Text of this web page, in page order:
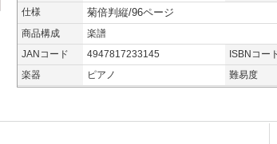
仕様
菊倍判縦/96ページ
商品構成
楽譜
JANコード
4947817233145 ISBNコー
楽器
ピアノ 難易度